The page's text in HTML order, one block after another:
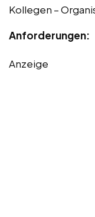
Kollegen –
Anforderungen:
Anzeige